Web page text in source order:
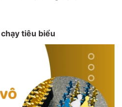
tiêu biểu